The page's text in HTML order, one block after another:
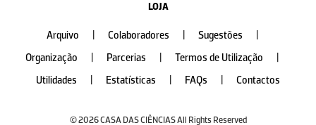
LOJA
Arquivo Colaboradores Sugestões
Organização
Parcerias Termos de Utilização
Utilidades
Estatísticas FAQs Contactos
© 2026 CASA DAS CIÊNCIAS All Rights Reserved